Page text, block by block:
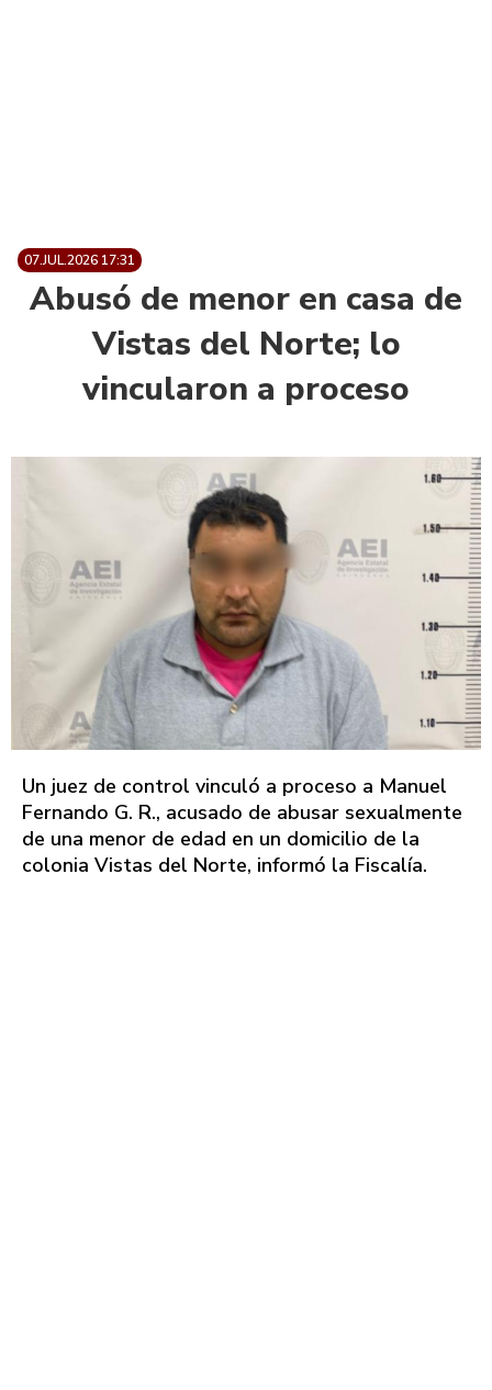
07.JUL.2026 17:31
Abusó de menor en casa de
Vistas del Norte; lo
vincularon a proceso
Un juez de control vinculó a proceso a Manuel
Fernando G. R., acusado de abusar sexualmente
de una menor de edad en un domicilio de la
colonia Vistas del Norte, informó la Fiscalía.